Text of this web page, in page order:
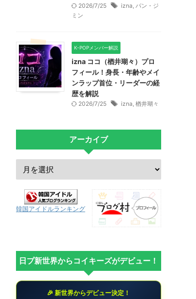
2026/7/25 izna, パン・ジ
ミン
K-POPメンバー解説
izna ココ（楢井瑚々）プロ
フィール！身長・年齢やメイ
ンラップ首位・リーダーの経
歴を解説
2026/7/25 izna, 楢井瑚々
アーカイブ
韓国アイドルランキング
日プ新世界からコイキーズがデビュー！
🎉 新世界からデビュー決定！